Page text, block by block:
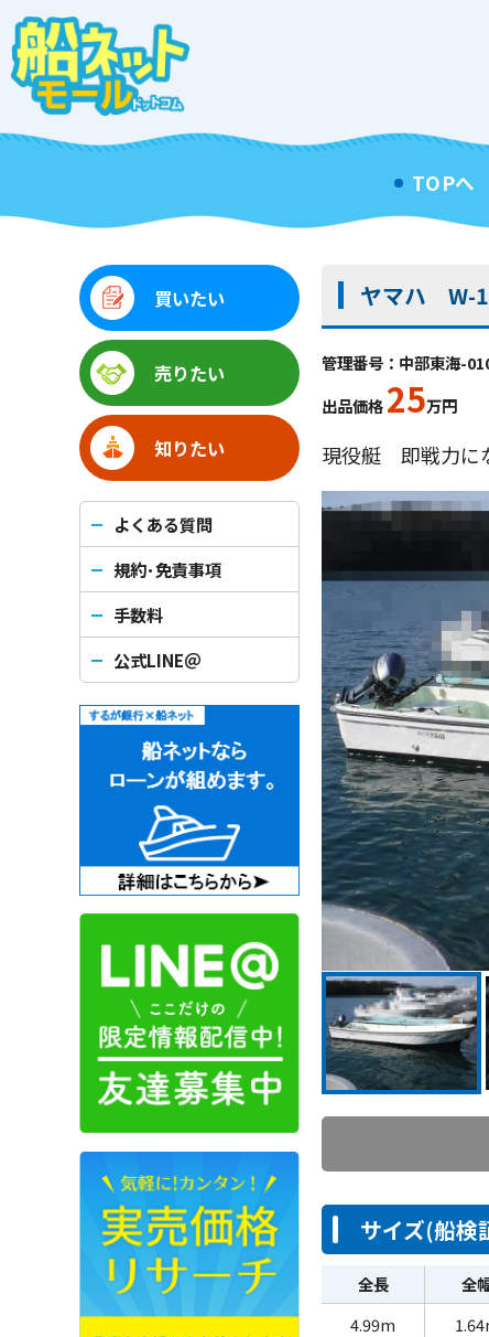
TOPへ
ヤマハ W-
管理番号：中部東海-
出品価格25万円
現役艇 即戦力に
サイズ(船検
全長 全
4.99m
買いたい
売りたい
知りたい
よくある質問
規約･免責事項
手数料
公式LINE＠